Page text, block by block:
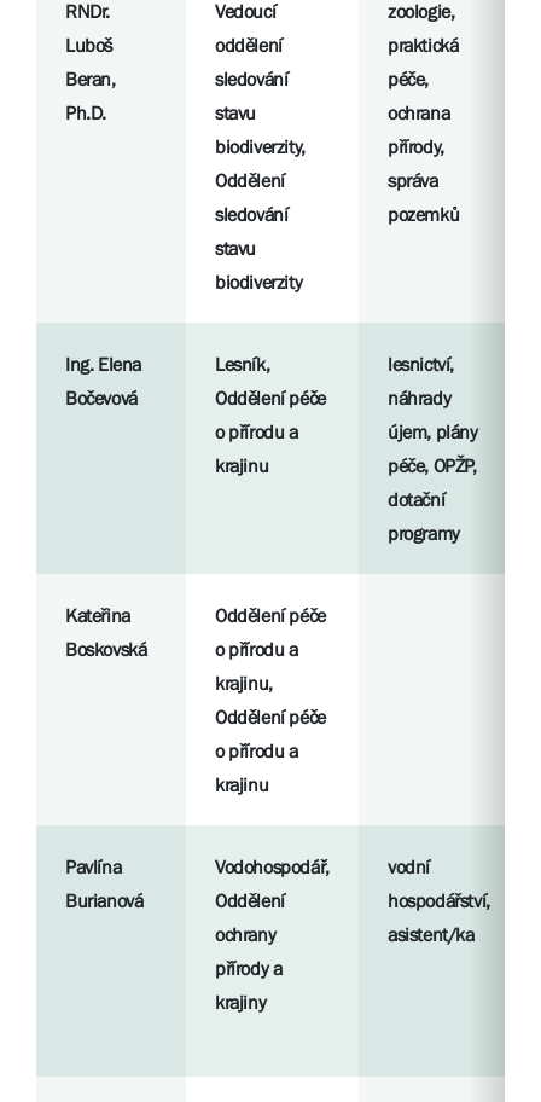
RNDr.
Luboš
Beran,
Ph.D.
Vedoucí
oddělení
sledování
stavu
biodiverzity,
Oddělení
sledování
stavu
biodiverzity
zoologie,
praktická
péče,
ochrana
přírody,
správa
pozemků
Ing. Elena
Bočevová
Lesník,
Oddělení péče
o přírodu a
krajinu
lesnictví,
náhrady
újem, plány
péče, OPŽP,
dotační
programy
Kateřina
Boskovská
Oddělení péče
o přírodu a
krajinu,
Oddělení péče
o přírodu a
krajinu
Pavlína
Burianová
Vodohospodář,
Oddělení
ochrany
přírody a
krajiny
vodní
hospodářství,
asistent/ka